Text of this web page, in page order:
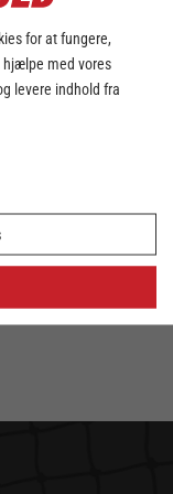
for at fungere,
hjælpe med vores
levere indhold fra